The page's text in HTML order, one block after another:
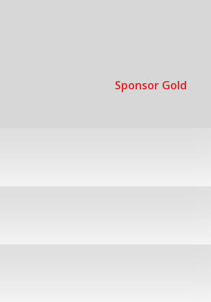
Sponsor Gold